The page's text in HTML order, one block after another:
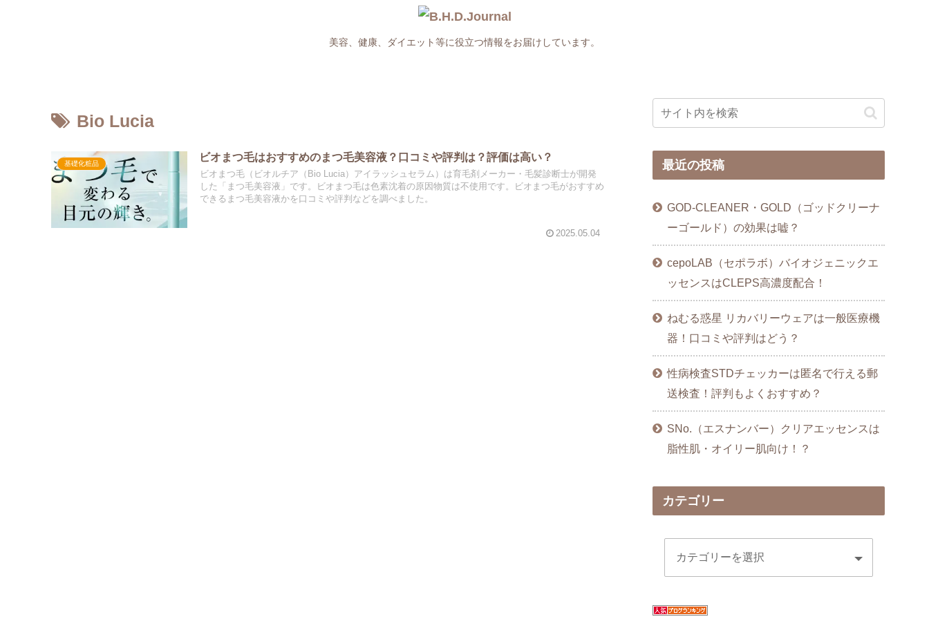
美容、健康、ダイエット等に役立つ情報をお届けしています。
Bio Lucia
基礎化粧品
ビオまつ毛はおすすめのまつ毛美容液？口コミや評判は？評価は高い？
ビオまつ毛（ビオルチア（Bio Lucia）アイラッシュセラム）は育毛剤メーカー・毛髪診断士が開発
した「まつ毛美容液」です。ビオまつ毛は色素沈着の原因物質は不使用です。ビオまつ毛がおすすめ
できるまつ毛美容液かを口コミや評判などを調べました。
2025.05.04
最近の投稿
GOD-CLEANER・GOLD（ゴッドクリーナ
ーゴールド）の効果は嘘？
cepoLAB（セポラボ）バイオジェニックエ
ッセンスはCLEPS高濃度配合！
ねむる惑星 リカバリーウェアは一般医療機
器！口コミや評判はどう？
性病検査STDチェッカーは匿名で行える郵
送検査！評判もよくおすすめ？
SNo.（エスナンバー）クリアエッセンスは
脂性肌・オイリー肌向け！？
カテゴリー